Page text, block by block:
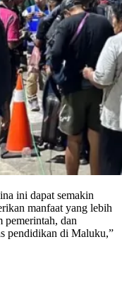
ini dapat semakin
manfaat yang lebih
pemerintah, dan
pendidikan di Maluku,”